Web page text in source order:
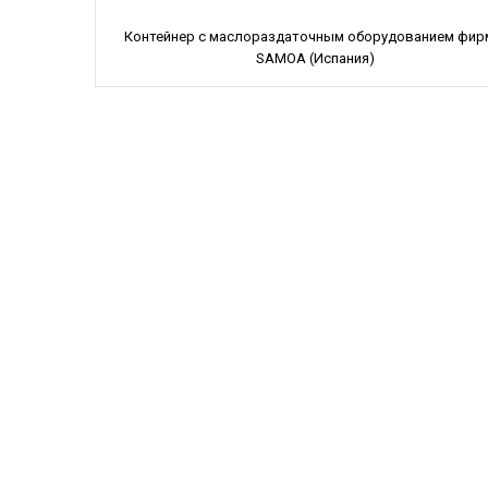
Контейнер с маслораздаточным оборудованием
SAMOA (Испания)